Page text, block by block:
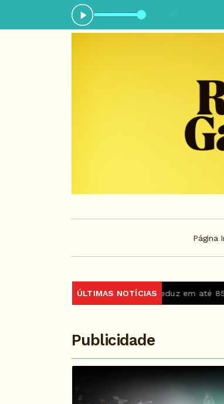
agora: Insônia - Parte 07
Página
ÚLTIMAS NOTÍCIAS
Medicamento reduz em até 85%
Publicidade